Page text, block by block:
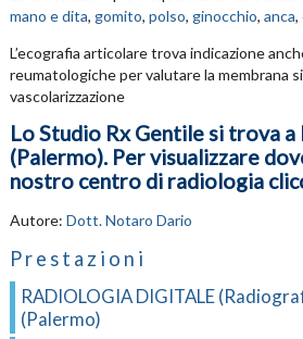
mano e dita, gomito, polso, ginocchio, anca,
L’ecografia articolare trova indicazione
reumatologiche per valutare la membrana
vascolarizzazione
Lo Studio Rx Gentile si trova a
(Palermo). Per visualizzare
nostro centro di radiologia
Autore: Dott. Notaro Dario
Prestazioni
RADIOLOGIA DIGITALE
(Palermo)